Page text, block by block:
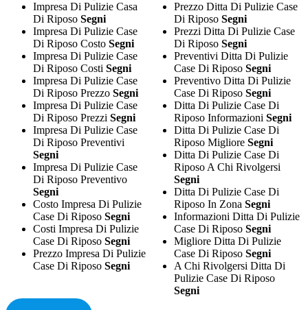
Impresa Di Pulizie Casa
Di Riposo Segni
Impresa Di Pulizie Case
Di Riposo Costo Segni
Impresa Di Pulizie Case
Di Riposo Costi Segni
Impresa Di Pulizie Case
Di Riposo Prezzo Segni
Impresa Di Pulizie Case
Di Riposo Prezzi Segni
Impresa Di Pulizie Case
Di Riposo Preventivi
Segni
Impresa Di Pulizie Case
Di Riposo Preventivo
Segni
Costo Impresa Di Pulizie
Case Di Riposo Segni
Costi Impresa Di Pulizie
Case Di Riposo Segni
Prezzo Impresa Di Pulizie
Case Di Riposo Segni
Prezzo Ditta Di Pulizie Case
Di RiposoSegni
Prezzi Ditta Di Pulizie Case
Di RiposoSegni
Preventivi Ditta Di Pulizie
Case Di RiposoSegni
Preventivo Ditta Di Pulizie
Case Di RiposoSegni
Ditta Di Pulizie Case Di
Riposo InformazioniSegni
Ditta Di Pulizie Case Di
Riposo MiglioreSegni
Ditta Di Pulizie Case Di
Riposo A Chi Rivolgersi
Segni
Ditta Di Pulizie Case Di
Riposo In ZonaSegni
Informazioni Ditta Di Pulizie
Case Di RiposoSegni
Migliore Ditta Di Pulizie
Case Di RiposoSegni
A Chi Rivolgersi Ditta Di
Pulizie Case Di Riposo
Segni